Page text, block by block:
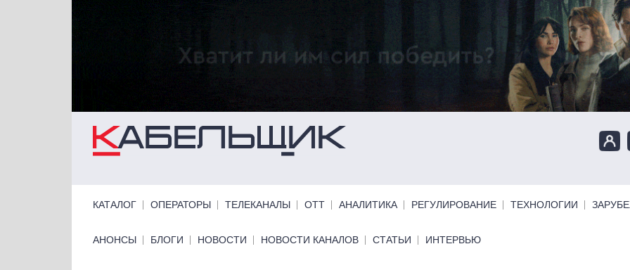
КАТАЛОГ ОПЕРАТОРЫ ТЕЛЕКАНАЛЫ ОТТ АНАЛИТИКА РЕГУЛИРОВАНИЕ ТЕХНОЛОГИИ
Primary links bottom
АНОНСЫ БЛОГИ НОВОСТИ НОВОСТИ КАНАЛОВ СТАТЬИ ИНТЕРВЬЮ